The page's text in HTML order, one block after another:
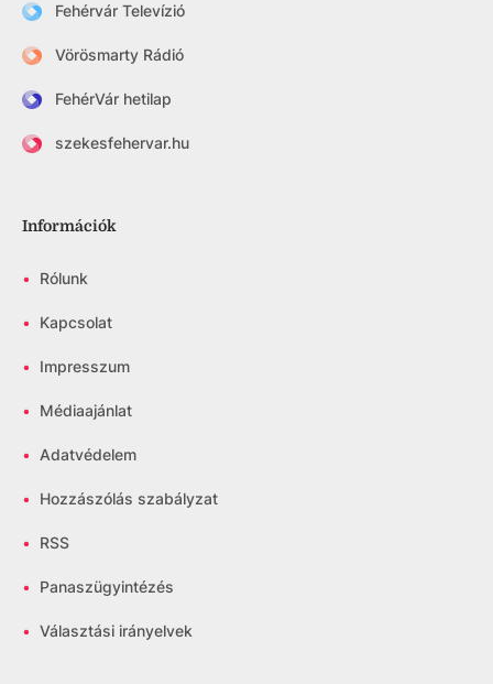
Fehérvár Televízió
Vörösmarty Rádió
FehérVár hetilap
szekesfehervar.hu
Információk
• Rólunk
• Kapcsolat
• Impresszum
• Médiaajánlat
• Adatvédelem
• Hozzászólás szabályzat
• RSS
• Panaszügyintézés
• Választási irányelvek